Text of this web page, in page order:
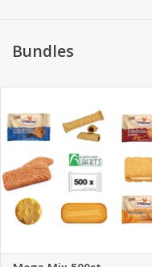
Bundles